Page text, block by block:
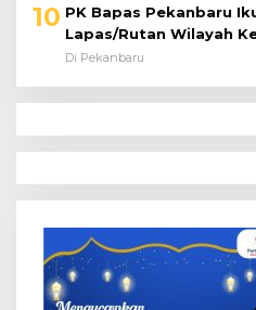
10 PK Bapas Pekanbaru
Lapas/Rutan Wilayah
Umum Jelang Hari
Di Pekanbaru